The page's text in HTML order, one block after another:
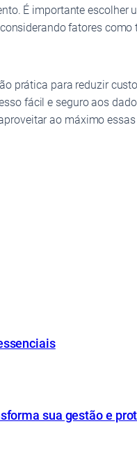
É importante
fatores
prática para reduzir
fácil e seguro aos
ao máximo
sua gestão e